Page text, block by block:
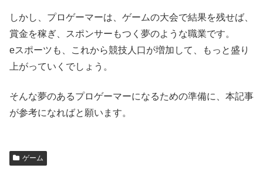
しかし、プロゲーマーは、ゲームの大会で結果を残せば、
賞金を稼ぎ、スポンサーもつく夢のような職業です。
eスポーツも、これから競技人口が増加して、もっと盛り
上がっていくでしょう。
そんな夢のあるプロゲーマーになるための準備に、本記事
が参考になればと願います。
ゲーム